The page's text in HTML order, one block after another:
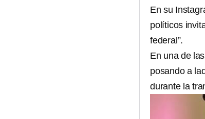
En su
políticos
federal”.
En una de
posando a
durante la